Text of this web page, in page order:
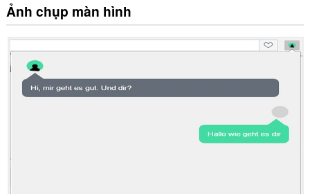
Tiện
ích
rộng
này
có
trên
Ảnh chụp màn hình